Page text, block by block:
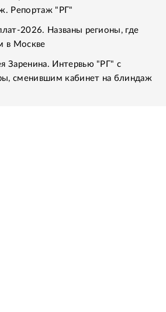
Репортаж "РГ"
2026. Названы регионы, где
в Москве
Заренина. Интервью "РГ" с
сменившим кабинет на блиндаж